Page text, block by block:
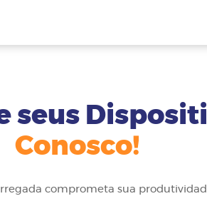
seus
Conosco!
comprometa sua